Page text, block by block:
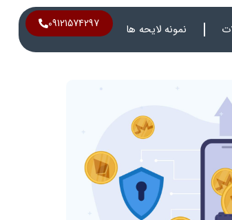
نمونه لایحه ها 09121574297